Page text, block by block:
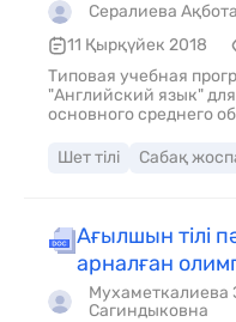
Сералиева
11 Қырқүйек 2018
Типовая учебная
"Английский язык"
основного среднего
Шет тілі
Сабақ
Ағылшын тілі
арналған
Мухаметкалиева
Сагиндыковна